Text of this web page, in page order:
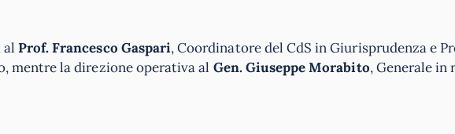
al Prof. Francesco Gaspari, Coordinatore del CdS in Giurisprudenza e
mentre la direzione operativa al Gen. Giuseppe Morabito, Generale in